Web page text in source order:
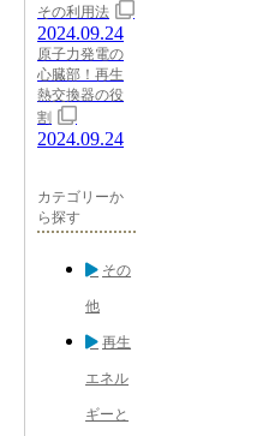
その利用法
2024.09.24
原子力発電の
心臓部！再生
熱交換器の役
割
2024.09.24
カテゴリーか
ら探す
その
他
再生
エネル
ギーと